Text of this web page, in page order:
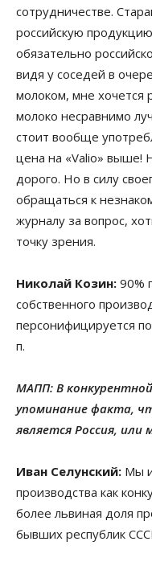
сотрудничестве.
российскую
обязательно
видя у соседей в
молоком, мне хочется
молоко несравнимо
стоит вообще
цена на «Valio» выше!
дорого. Но в силу
обращаться к
журналу за вопрос,
точку зрения.
Николай Козин: 90%
собственного
персонифицируется
п.
МАПП: В
упоминание факта,
является Россия, или
Иван Селунский: Мы
производства как
более львиная доля
бывших республик